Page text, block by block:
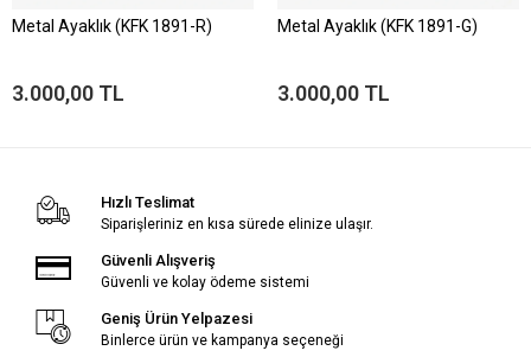
Metal Ayaklık (KFK 1891-R)
3.000,00 TL
Metal Ayaklık (KFK 1891-G)
3.000,00 TL
Hızlı Teslimat
Siparişleriniz en kısa sürede elinize ulaşır.
Güvenli Alışveriş
Güvenli ve kolay ödeme sistemi
Geniş Ürün Yelpazesi
Binlerce ürün ve kampanya seçeneği